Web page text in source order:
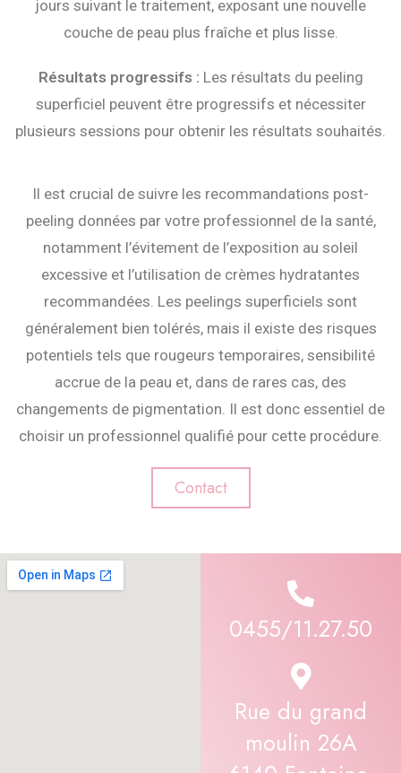
jours suivant le traitement, exposant une nouvelle
couche de peau plus fraîche et plus lisse.
Résultats progressifs : Les résultats du peeling
superficiel peuvent être progressifs et nécessiter
plusieurs sessions pour obtenir les résultats souhaités.
Il est crucial de suivre les recommandations post-
peeling données par votre professionnel de la santé,
notamment l’évitement de l’exposition au soleil
excessive et l’utilisation de crèmes hydratantes
recommandées. Les peelings superficiels sont
généralement bien tolérés, mais il existe des risques
potentiels tels que rougeurs temporaires, sensibilité
accrue de la peau et, dans de rares cas, des
changements de pigmentation. Il est donc essentiel de
choisir un professionnel qualifié pour cette procédure.
Contact
0455/11.27.50
Rue du grand
moulin 26A